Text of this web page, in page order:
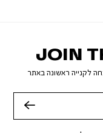
JOIN